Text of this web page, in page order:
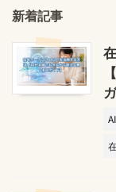
新着記事